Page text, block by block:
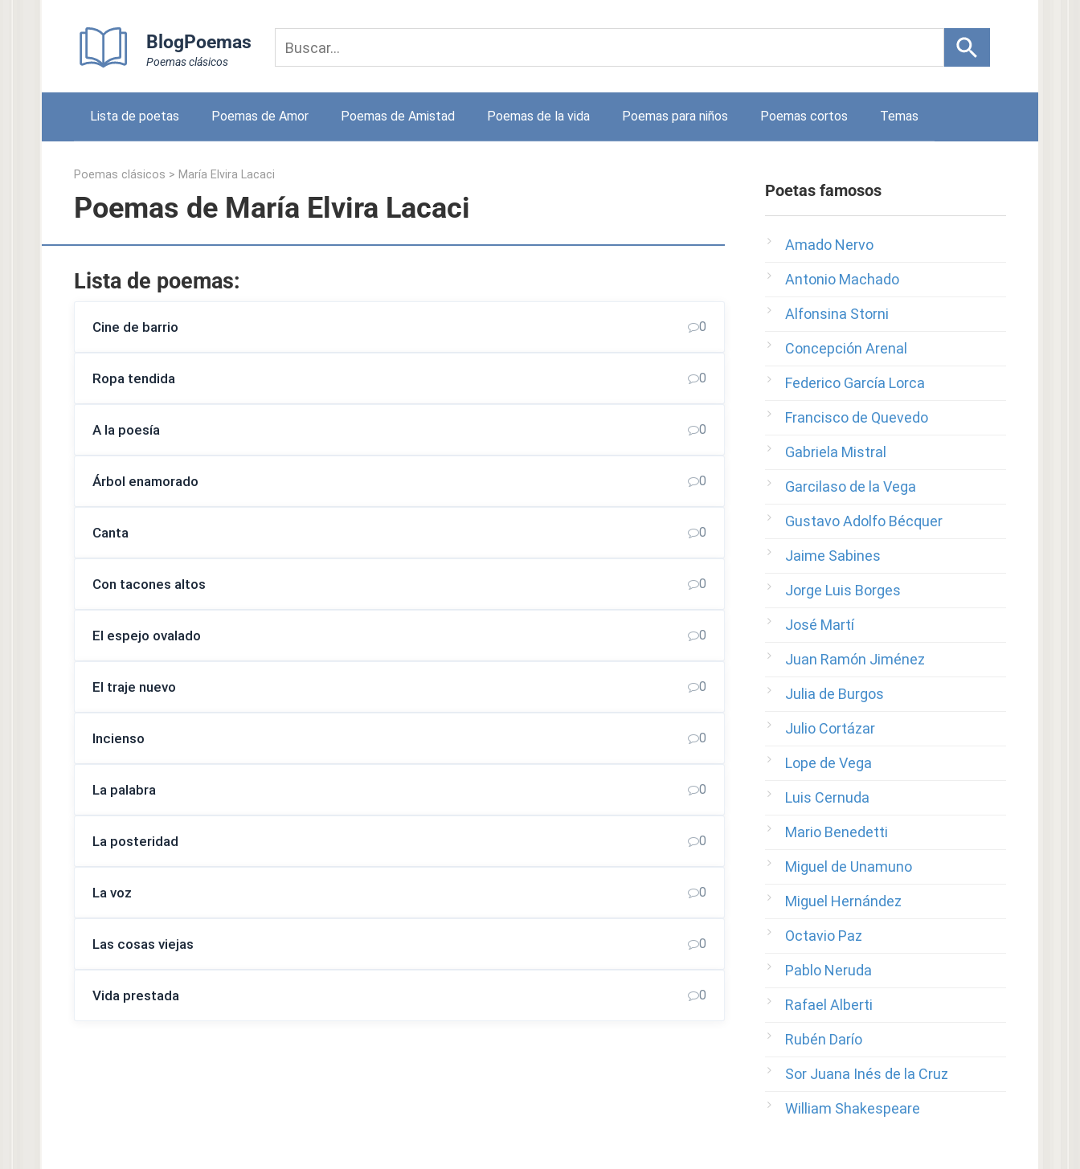
BlogPoemas
Poemas clásicos
Lista de poetas Poemas de Amor Poemas de Amistad Poemas de la vida Poemas para niños Poemas cortos Temas
Poemas clásicos > María Elvira Lacaci
Poemas de María Elvira Lacaci
Lista de poemas:
Cine de barrio 0
Ropa tendida 0
A la poesía 0
Árbol enamorado 0
Canta 0
Con tacones altos 0
El espejo ovalado 0
El traje nuevo 0
Incienso 0
La palabra 0
La posteridad 0
La voz 0
Las cosas viejas 0
Vida prestada 0
Poetas famosos
Amado Nervo
Antonio Machado
Alfonsina Storni
Concepción Arenal
Federico García Lorca
Francisco de Quevedo
Gabriela Mistral
Garcilaso de la Vega
Gustavo Adolfo Bécquer
Jaime Sabines
Jorge Luis Borges
José Martí
Juan Ramón Jiménez
Julia de Burgos
Julio Cortázar
Lope de Vega
Luis Cernuda
Mario Benedetti
Miguel de Unamuno
Miguel Hernández
Octavio Paz
Pablo Neruda
Rafael Alberti
Rubén Darío
Sor Juana Inés de la Cruz
William Shakespeare